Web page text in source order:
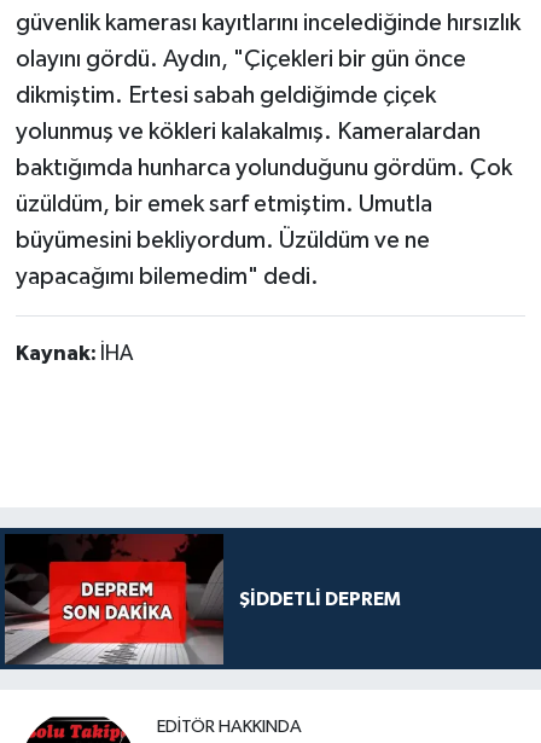
güvenlik kamerası kayıtlarını incelediğinde hırsızlık
olayını gördü. Aydın, "Çiçekleri bir gün önce
dikmiştim. Ertesi sabah geldiğimde çiçek
yolunmuş ve kökleri kalakalmış. Kameralardan
baktığımda hunharca yolunduğunu gördüm. Çok
üzüldüm, bir emek sarf etmiştim. Umutla
büyümesini bekliyordum. Üzüldüm ve ne
yapacağımı bilemedim" dedi.
Kaynak: İHA
ŞİDDETLİ DEPREM
EDITÖR HAKKINDA